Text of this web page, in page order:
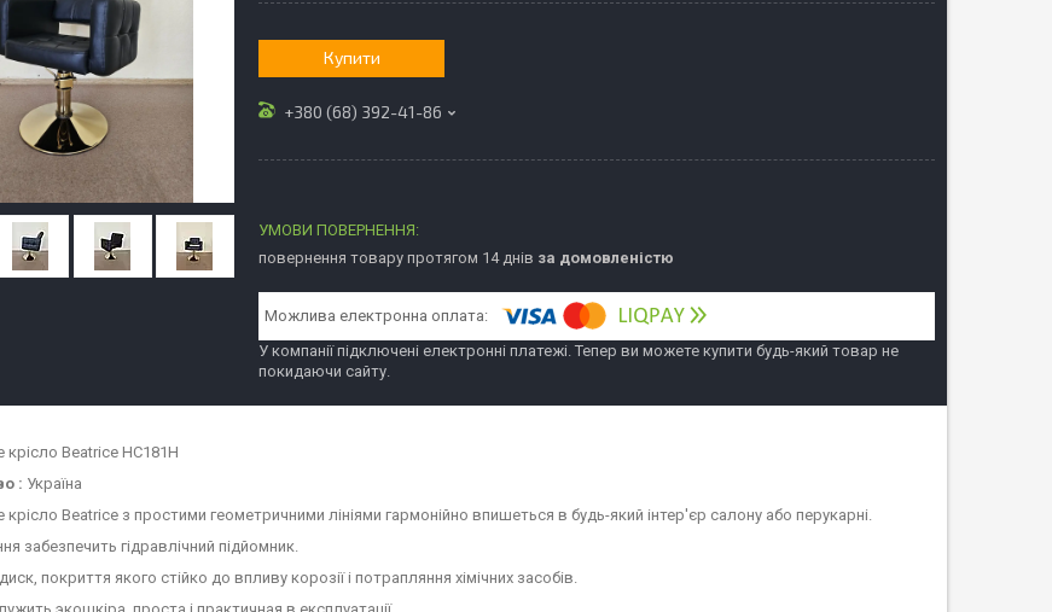
Купити
+380 (68) 392-41-86
повернення товару протягом 14 днів за домовленістю
У компанії підключені електронні платежі. Тепер ви можете купити будь-який товар не
покидаючи сайту.
крісло Beatrice HC181H
: Україна
крісло Beatrice з простими геометричними лініями гармонійно впишеться в будь-який інтер'єр салону або перукарні.
забезпечить гідравлічний підйомник.
покриття якого стійко до впливу корозії і потрапляння хімічних засобів.